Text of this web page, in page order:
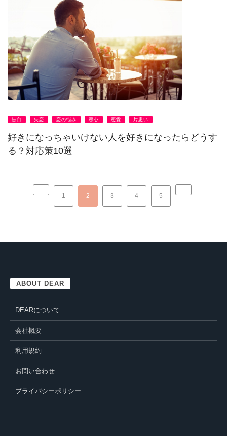
告白 失恋 恋の悩み 恋心 恋愛 片思い
好きになっちゃいけない人を好きになったらどうす
る？対応策10選
1 2 3 4 5
ABOUT DEAR
DEARについて
会社概要
利用規約
お問い合わせ
プライバシーポリシー